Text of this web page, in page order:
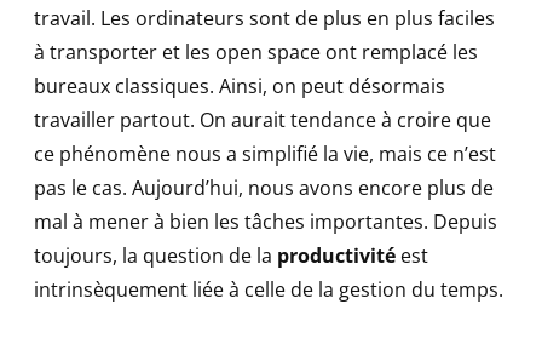
travail. Les ordinateurs sont de plus en plus faciles
à transporter et les open space ont remplacé les
bureaux classiques. Ainsi, on peut désormais
travailler partout. On aurait tendance à croire que
ce phénomène nous a simplifié la vie, mais ce n’est
pas le cas. Aujourd’hui, nous avons encore plus de
mal à mener à bien les tâches importantes. Depuis
toujours, la question de la productivité est
intrinsèquement liée à celle de la gestion du temps.